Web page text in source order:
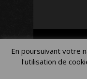
En poursuivant votre
l'utilisation de